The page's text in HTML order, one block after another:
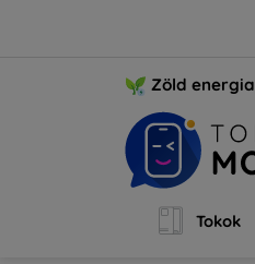
Zöld energia
Tokok